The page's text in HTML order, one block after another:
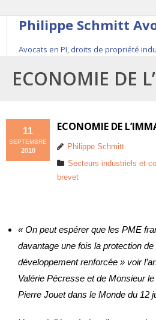
Philippe Schmitt
Avocats en PI, droits de propriété
45, rue Saint-Anne, 75001
54
Contact
Le fondateur
Publications
ECONOMIE DE
ECONOMIE DE
11
SEPTEMBRE
2010
Philippe Schmitt
Secteurs industriels et
brevet
« On peut espérer que les PME
davantage une fois la protection
développement renforcée » voir
Valérie Pécresse et de Monsieur
Pierre Jouet dans le Monde du 12